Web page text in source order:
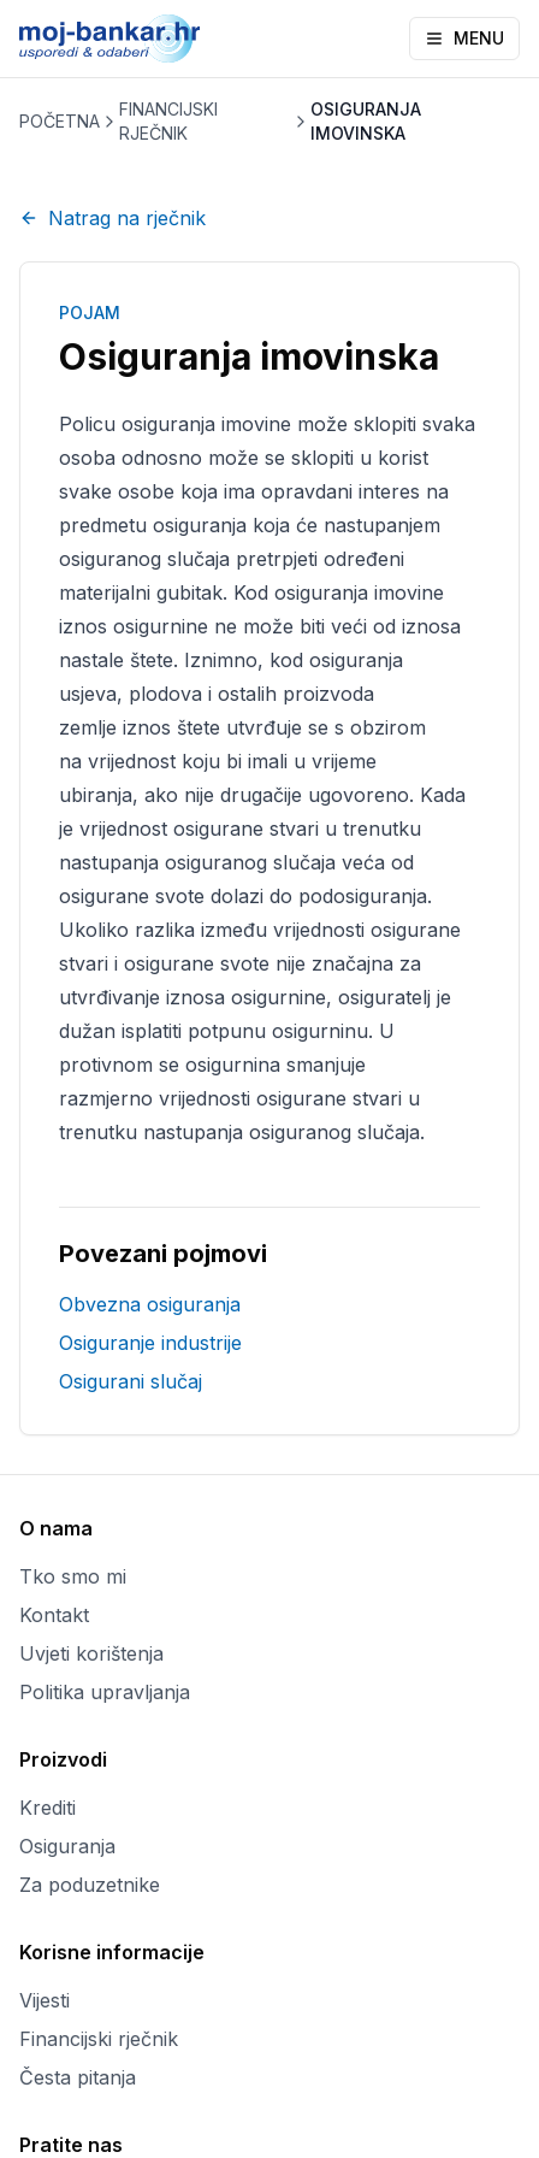
MENU
POČETNA
FINANCIJSKI
RJEČNIK
OSIGURANJA
IMOVINSKA
Natrag na rječnik
POJAM
Osiguranja imovinska
Policu osiguranja imovine može sklopiti svaka
osoba odnosno može se sklopiti u korist
svake osobe koja ima opravdani interes na
predmetu osiguranja koja će nastupanjem
osiguranog slučaja pretrpjeti određeni
materijalni gubitak. Kod osiguranja imovine
iznos osigurnine ne može biti veći od iznosa
nastale štete. Iznimno, kod osiguranja
usjeva, plodova i ostalih proizvoda
zemlje iznos štete utvrđuje se s obzirom
na vrijednost koju bi imali u vrijeme
ubiranja, ako nije drugačije ugovoreno. Kada
je vrijednost osigurane stvari u trenutku
nastupanja osiguranog slučaja veća od
osigurane svote dolazi do podosiguranja.
Ukoliko razlika između vrijednosti osigurane
stvari i osigurane svote nije značajna za
utvrđivanje iznosa osigurnine, osiguratelj je
dužan isplatiti potpunu osigurninu. U
protivnom se osigurnina smanjuje
razmjerno vrijednosti osigurane stvari u
trenutku nastupanja osiguranog slučaja.
Povezani pojmovi
Obvezna osiguranja
Osiguranje industrije
Osigurani slučaj
O nama
Tko smo mi
Kontakt
Uvjeti korištenja
Politika upravljanja
Proizvodi
Krediti
Osiguranja
Za poduzetnike
Korisne informacije
Vijesti
Financijski rječnik
Česta pitanja
Pratite nas